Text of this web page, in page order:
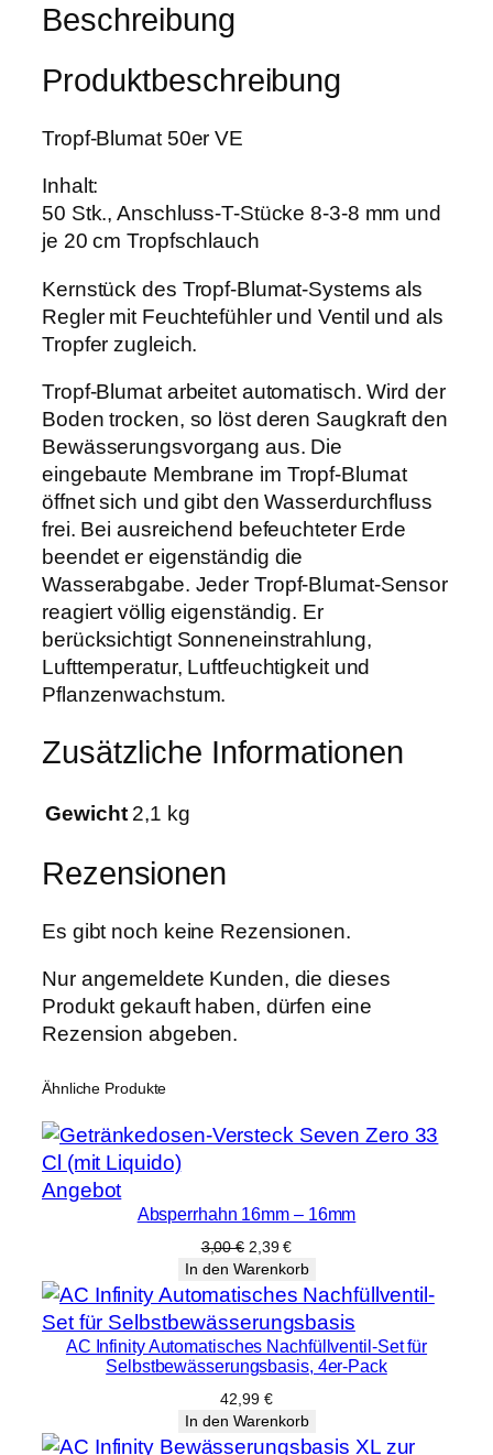
w
r
:
4
,
0
€
9
5
,
9
.
m
0
t
k
.
a
c
k
u
n
g
M
e
n
g
e
Beschreibung
Produktbeschreibung
Tropf-Blumat 50er VE
Inhalt:
50 Stk., Anschluss-T-Stücke 8-3-8 mm und
je 20 cm Tropfschlauch
Kernstück des Tropf-Blumat-Systems als
Regler mit Feuchtefühler und Ventil und als
Tropfer zugleich.
Tropf-Blumat arbeitet automatisch. Wird der
Boden trocken, so löst deren Saugkraft den
Bewässerungsvorgang aus. Die
eingebaute Membrane im Tropf-Blumat
öffnet sich und gibt den Wasserdurchfluss
frei. Bei ausreichend befeuchteter Erde
beendet er eigenständig die
Wasserabgabe. Jeder Tropf-Blumat-Sensor
reagiert völlig eigenständig. Er
berücksichtigt Sonneneinstrahlung,
Lufttemperatur, Luftfeuchtigkeit und
Pflanzenwachstum.
Zusätzliche Informationen
Gewicht 2,1 kg
Rezensionen
Es gibt noch keine Rezensionen.
Nur angemeldete Kunden, die dieses
Produkt gekauft haben, dürfen eine
Rezension abgeben.
Ähnliche Produkte
AngebotProdukt
imAbsperrhahn 16mm – 16mm
3,00€ Ursprünglicher
Preis
war:
3,00 €
2,39€Aktueller
Preis
ist:
2,39 €.
In den Warenkorb
AC Infinity Automatisches Nachfüllventil-Set für
Selbstbewässerungsbasis, 4er-Pack
42,99 €
In den Warenkorb